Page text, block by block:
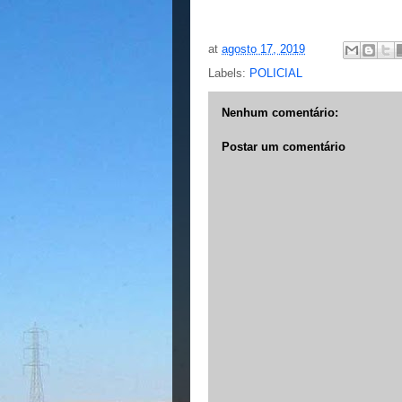
at agosto 17, 2019
Labels: POLICIAL
Nenhum comentário:
Postar um comentário